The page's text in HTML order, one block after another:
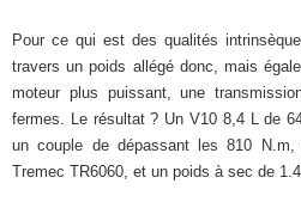
Pour ce qui est des qualités
travers un poids allégé donc, mais
moteur plus puissant, une
fermes. Le résultat ? Un V10 8,4 L de
un couple de dépassant les 810
Tremec TR6060, et un poids à sec de